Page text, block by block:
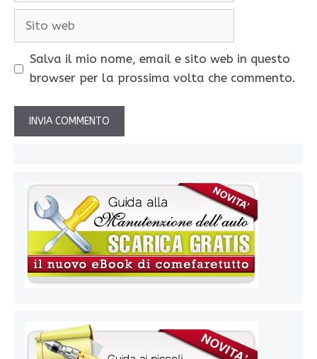
Sito
Salva il mio nome, email e sito web in questo
browser per la prossima volta che commento.